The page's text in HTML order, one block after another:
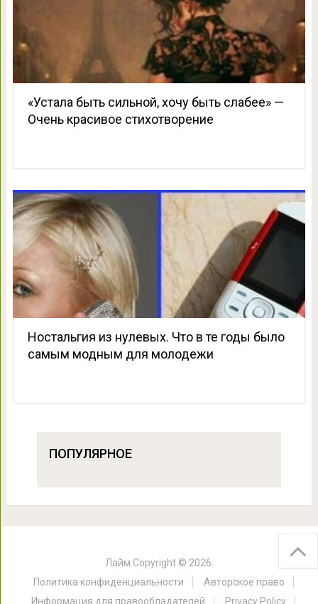
«Устала быть сильной, хочу быть слабее» —
Очень красивое стихотворение
Ностальгия из нулевых. Что в те годы было
самым модным для молодежи
ПОПУЛЯРНОЕ
Лайм Copyright © 2026.
Политика конфиденциальности
Авторское право
Информация для правообладателей
Privacy Policy